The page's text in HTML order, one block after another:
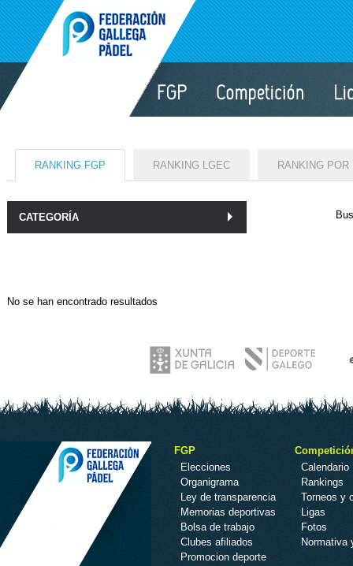
RANKING FGP RANKING LGEC RANKING POR
CATEGORÍA
No se han encontrado resultados
FGP
Elecciones
Organigrama
Ley de transparencia
Memorias deportivas
Bolsa de trabajo
Clubes afiliados
Promocion deporte
Calendario
Rankings
Torneos y
Ligas
Fotos
Normativa